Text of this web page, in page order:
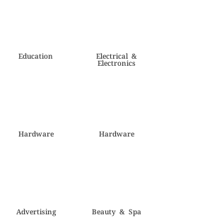
Education Electrical &
Electronics
Hardware Hardware
Advertising Beauty & Spa